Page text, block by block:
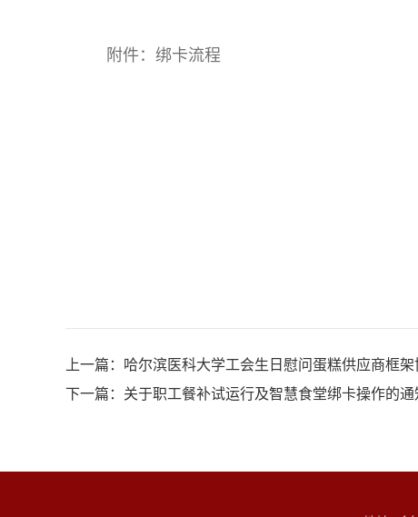
附件：绑卡流程
上一篇： 哈尔滨医科大学工会生日慰问蛋糕供应商框
下一篇： 关于职工餐补试运行及智慧食堂绑卡操作的通